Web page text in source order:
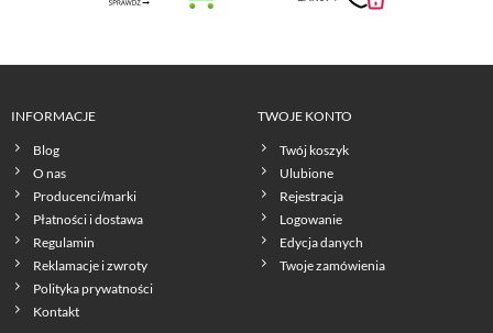
INFORMACJE
Blog
O nas
Producenci/marki
Płatności i dostawa
Regulamin
Reklamacje i zwroty
Polityka prywatności
Kontakt
TWOJE KONTO
Twój koszyk
Ulubione
Rejestracja
Logowanie
Edycja danych
Twoje zamówienia